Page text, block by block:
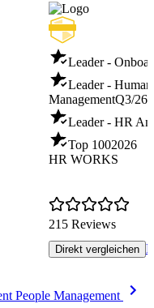
Leader -
Leader -
ManagementQ3/26
Leader - HR
Top 1002026
HR WORKS
215 Reviews
Direkt vergleichen
People Management